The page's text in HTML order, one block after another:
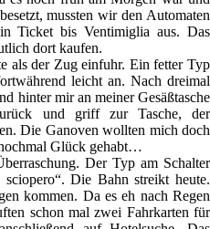
mussten wir den Automaten
Ticket bis Ventimiglia aus. Das
dort kaufen.
als der Zug einfuhr. Ein fetter Typ
leicht an. Nach dreimal
hinter mir an meiner Gesäßtasche
und griff zur Tasche, der
Die Ganoven wollten mich doch
Glück gehabt…
Der Typ am Schalter
Die Bahn streikt heute.
kommen. Da es eh nach Regen
schon mal zwei Fahrkarten für